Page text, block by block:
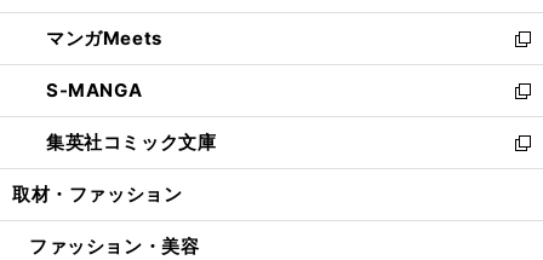
開
く
ウ
で
開
く
ン
ド
ウ
で
開
く
ウ
ィ
ン
ド
ウ
で
開
し
い
ウ
ィ
ン
ド
ウ
開
マンガMeets
新
し
い
ウ
ィ
ン
ウ
S-MANGA
新
し
い
ウ
ン
集英社コミック文庫
新
し
ウ
取材・ファッション
ファッション・美容